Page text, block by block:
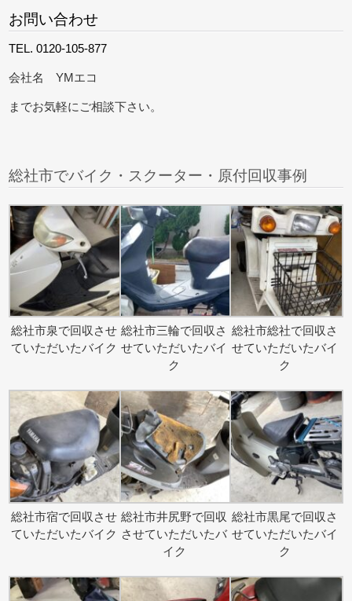
お問い合わせ
TEL. 0120-105-877
会社名 YMエコ
までお気軽にご相談下さい。
総社市でバイク・スクーター・原付回収事例
総社市泉で回収させ
ていただいたバイク
総社市三輪で回収さ
せていただいたバイ
ク
総社市総社で回収さ
せていただいたバイ
ク
総社市宿で回収させ
ていただいたバイク
総社市井尻野で回収
させていただいたバ
イク
総社市黒尾で回収さ
せていただいたバイ
ク